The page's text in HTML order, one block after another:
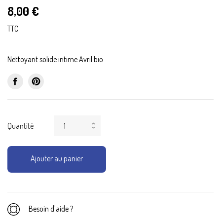
8,00 €
TTC
Nettoyant solide intime Avril bio
Quantité
Ajouter au panier
Besoin d'aide ?